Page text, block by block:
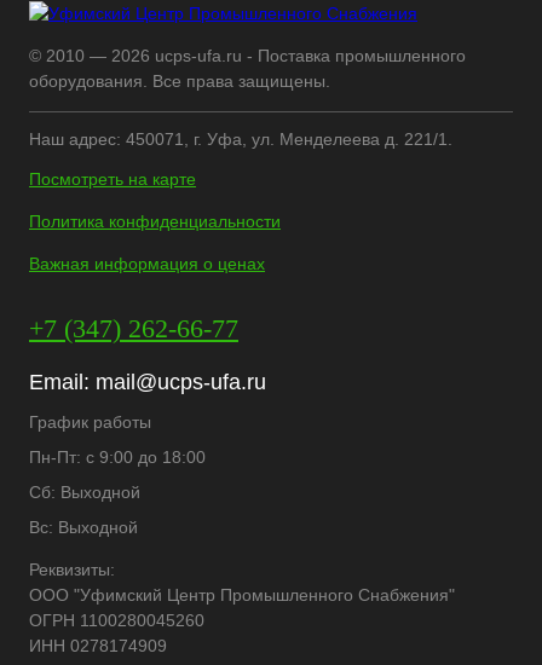
© 2010 — 2026 ucps-ufa.ru - Поставка промышленного
оборудования. Все права защищены.
Наш адрес: 450071, г. Уфа, ул. Менделеева д. 221/1.
Посмотреть на карте
Политика конфиденциальности
Важная информация о ценах
+7 (347) 262-66-77
Email: mail@ucps-ufa.ru
График работы
Пн-Пт: с 9:00 до 18:00
Сб: Выходной
Вс: Выходной
Реквизиты:
ООО "Уфимский Центр Промышленного Снабжения"
ОГРН 1100280045260
ИНН 0278174909